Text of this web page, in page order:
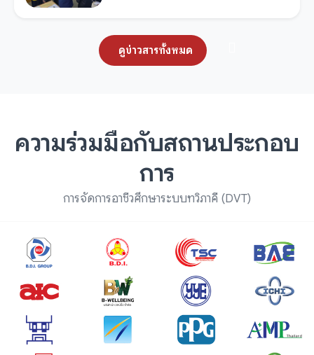
ดูข่าวสารทั้งหมด
ความร่วมมือกับสถานประกอบ
การ
การจัดการอาชีวศึกษาระบบทวิภาคี (DVT)